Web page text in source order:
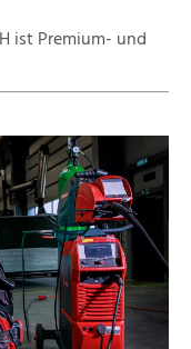
ist Premium- und